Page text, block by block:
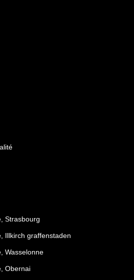
Strasbourg
Illkirch graffenstaden
Wasselonne
Obernai